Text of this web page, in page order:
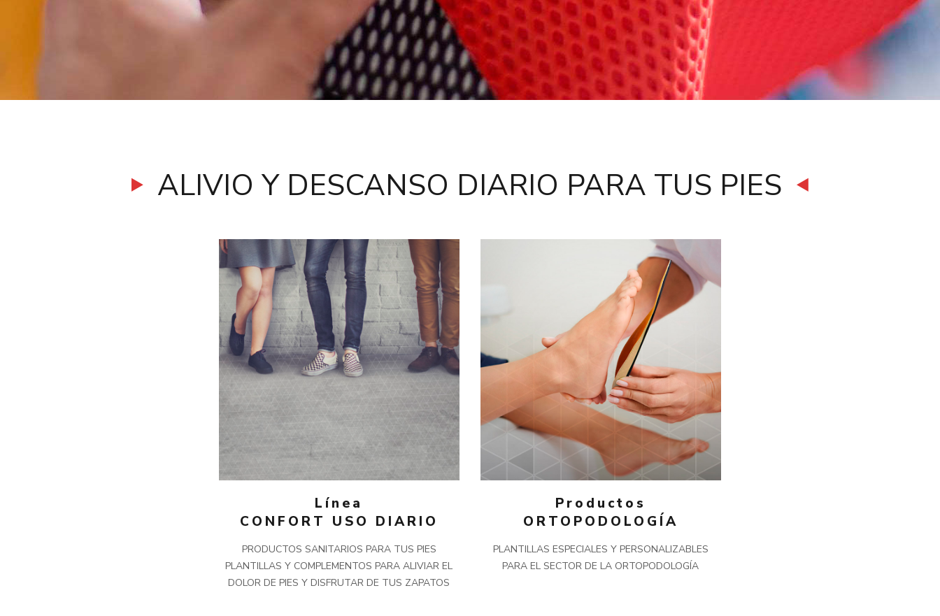
ALIVIO Y DESCANSO DIARIO PARA TUS PIES
Línea
CONFORT USO DIARIO
PRODUCTOS SANITARIOS PARA TUS PIES
PLANTILLAS Y COMPLEMENTOS PARA ALIVIAR EL
DOLOR DE PIES Y DISFRUTAR DE TUS ZAPATOS
Productos
ORTOPODOLOGÍA
PLANTILLAS ESPECIALES Y PERSONALIZABLES
PARA EL SECTOR DE LA ORTOPODOLOGÍA